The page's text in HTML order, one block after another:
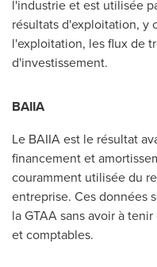
l'industrie et est utilisée
résultats d'exploitation, y
l'exploitation, les flux de
d'investissement.
BAIIA
Le BAIIA est le résultat
financement et
couramment utilisée du
entreprise. Ces données
la GTAA sans avoir à
et comptables.